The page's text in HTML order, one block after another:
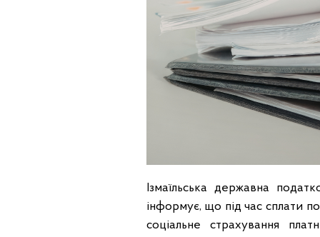
Ізмаїльська державна
інформує, що під час сплати
соціальне страхування